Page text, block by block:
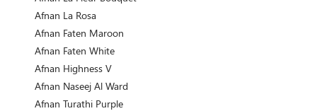
Afnan La Rosa
Afnan Faten Maroon
Afnan Faten White
Afnan Highness V
Afnan Naseej Al Ward
Afnan Turathi Purple